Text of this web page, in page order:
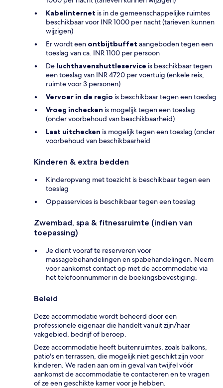
Kabelinternet is in de gemeenschappelijke ruimtes
beschikbaar voor INR 1000 per nacht (tarieven kunnen
wijzigen)
Er wordt een ontbijtbuffet aangeboden tegen een
toeslag van ca. INR 1100 per persoon
De luchthavenshuttleservice is beschikbaar tegen
een toeslag van INR 4720 per voertuig (enkele reis,
ruimte voor 3 personen)
Vervoer in de regio is beschikbaar tegen een toeslag
Vroeg inchecken is mogelijk tegen een toeslag
(onder voorbehoud van beschikbaarheid)
Laat uitchecken is mogelijk tegen een toeslag (onder
voorbehoud van beschikbaarheid
Kinderen & extra bedden
Kinderopvang met toezicht is beschikbaar tegen een
toeslag
Oppasservices is beschikbaar tegen een toeslag
Zwembad, spa & fitnessruimte (indien van
toepassing)
Je dient vooraf te reserveren voor
massagebehandelingen en spabehandelingen. Neem
voor aankomst contact op met de accommodatie via
het telefoonnummer in de boekingsbevestiging.
Beleid
Deze accommodatie wordt beheerd door een
professionele eigenaar die handelt vanuit zijn/haar
vakgebied, bedrijf of beroep.
Deze accommodatie heeft buitenruimtes, zoals balkons,
patio's en terrassen, die mogelijk niet geschikt zijn voor
kinderen. We raden aan om in geval van twijfel vóór
aankomst de accommodatie te contacteren en te vragen
of ze een geschikte kamer voor je hebben.